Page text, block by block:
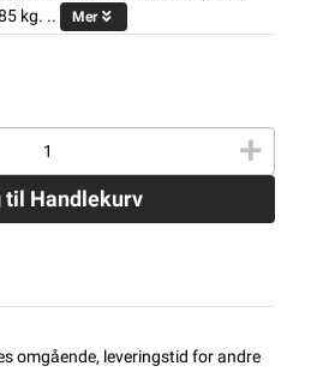
kg. ..
Mer
til Handlekurv
omgående, leveringstid for andre